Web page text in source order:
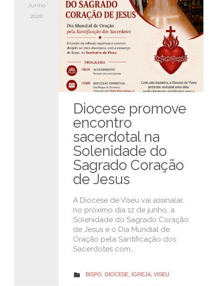
Junho
2026
Diocese promove
encontro
sacerdotal na
Solenidade do
Sagrado Coração
de Jesus
A Diocese de Viseu vai assinalar,
no próximo dia 12 de junho, a
Solenidade do Sagrado Coração
de Jesus e o Dia Mundial de
Oração pela Santificação dos
Sacerdotes com…
 CATEGORY
BISPO DIOCESE IGREJA VISEU